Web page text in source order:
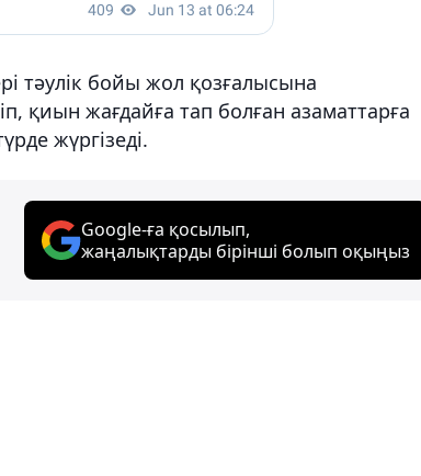
тәулік бойы жол қозғалысына
қиын жағдайға тап болған азаматтарға
жүргізеді.
Google-ға қосылып,
жаңалықтарды бірінші болып оқыңыз